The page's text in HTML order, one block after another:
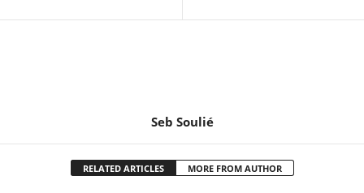
Seb Soulié
RELATED ARTICLES MORE FROM AUTHOR